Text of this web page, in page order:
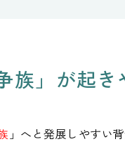
族」が起
」へと発展しやすい